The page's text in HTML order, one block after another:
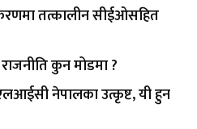
तत्कालीन सीईओसहित
कुन मोडमा ?
नेपालका उत्कृष्ट, यी हुन